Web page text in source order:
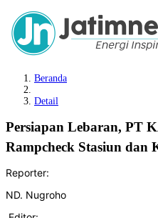
Beranda
Detail
Persiapan Lebaran, PT
Rampcheck Stasiun dan
Reporter:
ND. Nugroho